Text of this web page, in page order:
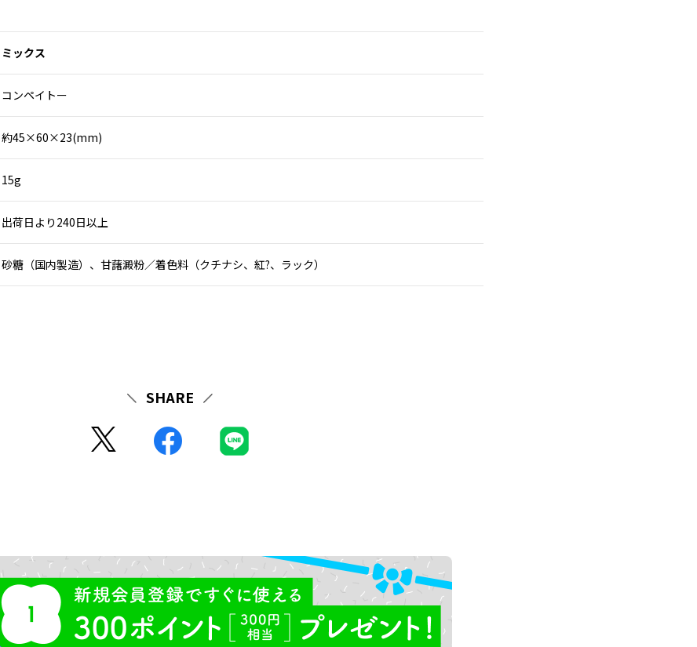
ミックス
コンペイトー
約45×60×23(mm)
15g
出荷日より240日以上
砂糖（国内製造）、甘藷澱粉／着色料（クチナシ、紅?、ラック）
SHARE